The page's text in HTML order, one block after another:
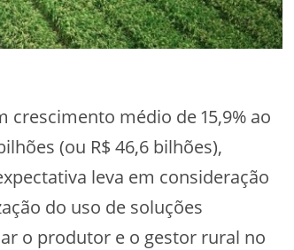
médio de 15,9% ao
(ou R$ 46,6 bilhões),
leva em consideração
do uso de soluções
o produtor e o gestor rural no